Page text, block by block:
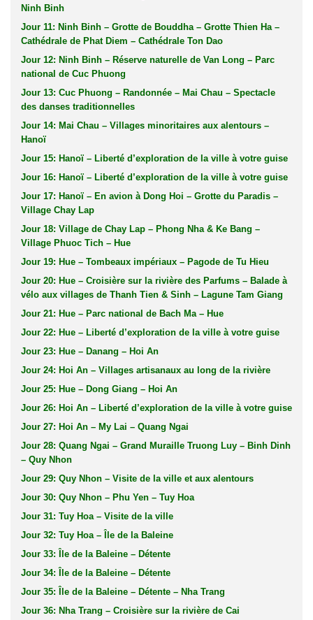
Ninh Binh
Jour 11: Ninh Binh – Grotte de Bouddha – Grotte Thien Ha –
Cathédrale de Phat Diem – Cathédrale Ton Dao
Jour 12: Ninh Binh – Réserve naturelle de Van Long – Parc
national de Cuc Phuong
Jour 13: Cuc Phuong – Randonnée – Mai Chau – Spectacle
des danses traditionnelles
Jour 14: Mai Chau – Villages minoritaires aux alentours –
Hanoï
Jour 15: Hanoï – Liberté d’exploration de la ville à votre guise
Jour 16: Hanoï – Liberté d’exploration de la ville à votre guise
Jour 17: Hanoï – En avion à Dong Hoi – Grotte du Paradis –
Village Chay Lap
Jour 18: Village de Chay Lap – Phong Nha & Ke Bang –
Village Phuoc Tich – Hue
Jour 19: Hue – Tombeaux impériaux – Pagode de Tu Hieu
Jour 20: Hue – Croisière sur la rivière des Parfums – Balade à
vélo aux villages de Thanh Tien & Sinh – Lagune Tam Giang
Jour 21: Hue – Parc national de Bach Ma – Hue
Jour 22: Hue – Liberté d’exploration de la ville à votre guise
Jour 23: Hue – Danang – Hoi An
Jour 24: Hoi An – Villages artisanaux au long de la rivière
Jour 25: Hue – Dong Giang – Hoi An
Jour 26: Hoi An – Liberté d’exploration de la ville à votre guise
Jour 27: Hoi An – My Lai – Quang Ngai
Jour 28: Quang Ngai – Grand Muraille Truong Luy – Binh Dinh
– Quy Nhon
Jour 29: Quy Nhon – Visite de la ville et aux alentours
Jour 30: Quy Nhon – Phu Yen – Tuy Hoa
Jour 31: Tuy Hoa – Visite de la ville
Jour 32: Tuy Hoa – Île de la Baleine
Jour 33: Île de la Baleine – Détente
Jour 34: Île de la Baleine – Détente
Jour 35: Île de la Baleine – Détente – Nha Trang
Jour 36: Nha Trang – Croisière sur la rivière de Cai